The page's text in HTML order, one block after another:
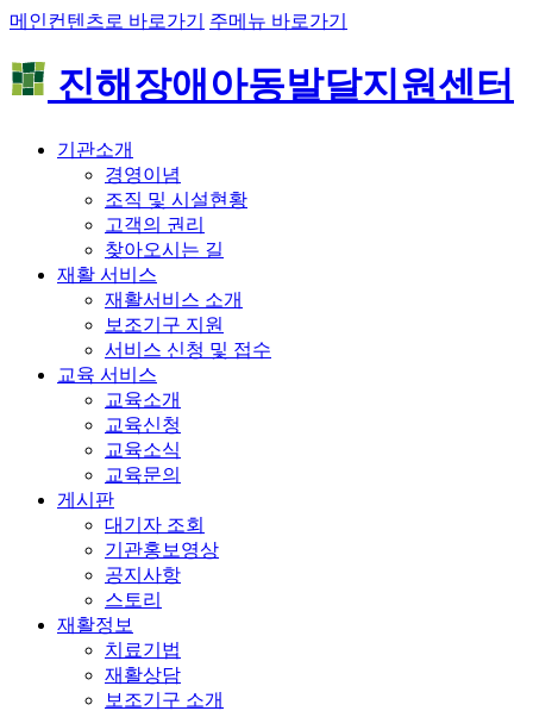
메인컨텐츠로 바로가기 주메뉴 바로가기
진해장애아동발달지원센터
기관소개
경영이념
조직 및 시설현황
고객의 권리
찾아오시는 길
재활 서비스
재활서비스 소개
보조기구 지원
서비스 신청 및 접수
교육 서비스
교육소개
교육신청
교육소식
교육문의
게시판
대기자 조회
기관홍보영상
공지사항
스토리
재활정보
치료기법
재활상담
보조기구 소개